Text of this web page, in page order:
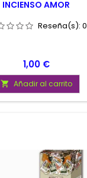
INCIENSO AMOR
Reseña(s): 0
Precio
1,00 €
 Añadir al carrito